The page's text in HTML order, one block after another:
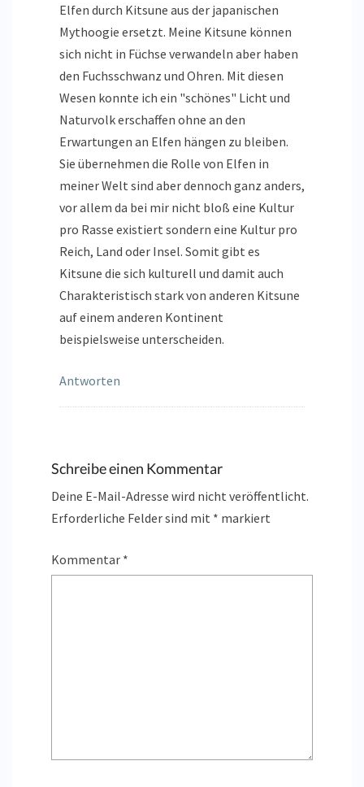
Elfen durch Kitsune aus der japanischen
Mythoogie ersetzt. Meine Kitsune können
sich nicht in Füchse verwandeln aber haben
den Fuchsschwanz und Ohren. Mit diesen
Wesen konnte ich ein "schönes" Licht und
Naturvolk erschaffen ohne an den
Erwartungen an Elfen hängen zu bleiben.
Sie übernehmen die Rolle von Elfen in
meiner Welt sind aber dennoch ganz anders,
vor allem da bei mir nicht bloß eine Kultur
pro Rasse existiert sondern eine Kultur pro
Reich, Land oder Insel. Somit gibt es
Kitsune die sich kulturell und damit auch
Charakteristisch stark von anderen Kitsune
auf einem anderen Kontinent
beispielsweise unterscheiden.
Antworten
Schreibe einen Kommentar
Deine E-Mail-Adresse wird nicht veröffentlicht.
Erforderliche Felder sind mit * markiert
Kommentar *